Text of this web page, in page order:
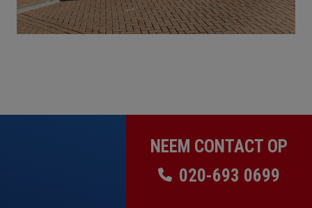
NEEM CONTACT OP
020-693 0699